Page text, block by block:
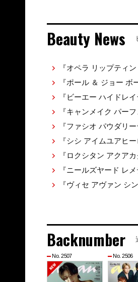
Beauty News
『オペラ リップティ
『ポール ＆ ジョー
『ビーエー ハイドレ
『キャンメイク パー
『ファシオ パウダリ
『シシ アイムユアヒ
『ロクシタン アクア
『ニールズヤード レ
『ヴィセ アヴァン シ
Backnumber
No. 2507 No. 2506